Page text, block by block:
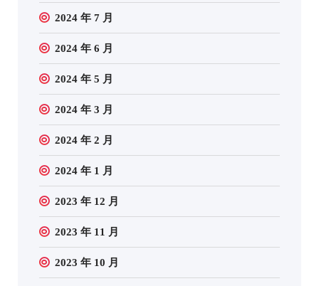
2024 年 7 月
2024 年 6 月
2024 年 5 月
2024 年 3 月
2024 年 2 月
2024 年 1 月
2023 年 12 月
2023 年 11 月
2023 年 10 月